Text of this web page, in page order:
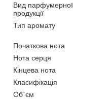
Вид парфумерної
продукції
Тип аромату
Початкова нота
Нота серця
Кінцева нота
Класифікація
Об`єм